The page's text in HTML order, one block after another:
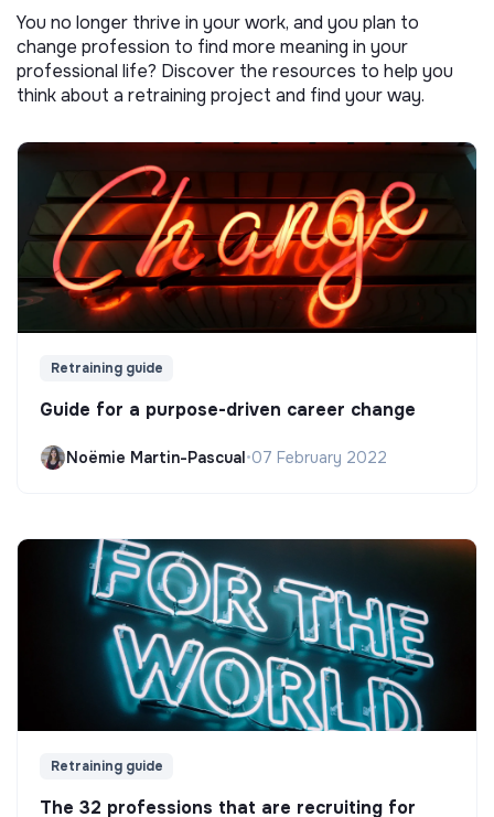
You no longer thrive in your work, and you plan to
change profession to find more meaning in your
professional life? Discover the resources to help you
think about a retraining project and find your way.
Retraining guide
Guide for a purpose-driven career change
Noëmie Martin-Pascual•07 February 2022
Retraining guide
The 32 professions that are recruiting for